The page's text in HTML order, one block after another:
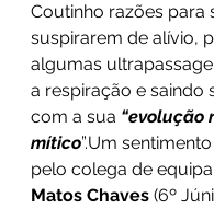
Coutinho razões para
suspirarem de alívio,
algumas
a respiração e saindo
com a sua “evolução
mítico”.Um
pelo colega de equipa
Matos Chaves (6º